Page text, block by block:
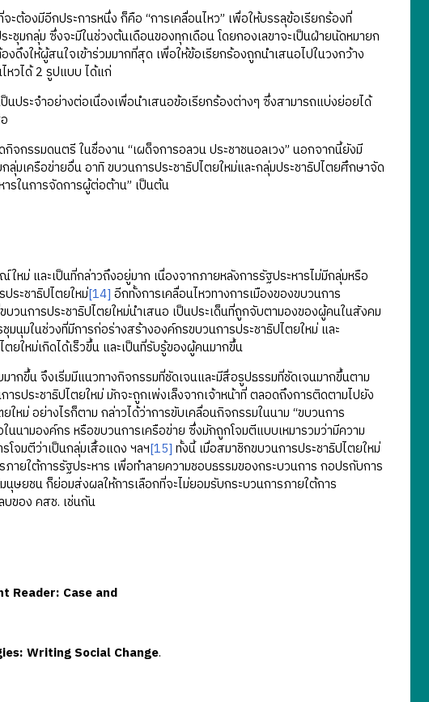
องมีอีกประการหนึ่ง ก็คือ “การเคลื่อนไหว” เพื่อให้บรรลุข้อเรียกร้องที่
มกลุ่ม ซึ่งจะมีในช่วงต้นเดือนของทุกเดือน โดยกองเลขาจะเป็นฝ่ายนัดหมายก
งให้ผู้สนใจเข้าร่วมมากที่สุด เพื่อให้ข้อเรียกร้องถูกนำเสนอไปในวงกว้าง
หวได้ 2 รูปแบบ ได้แก่
ประจำอย่างต่อเนื่องเพื่อนำเสนอข้อเรียกร้องต่างๆ ซึ่งสามารถแบ่งย่อยได้
กรรมดนตรี ในชื่องาน “เผด็จการอลวน ประชาชนอลเวง” นอกจากนี้ยังมี
มเครือข่ายอื่น อาทิ ขบวนการประชาธิปไตยใหม่และกลุ่มประชาธิปไตยศึกษาจัด
รในการจัดการผู้ต่อต้าน” เป็นต้น
และเป็นที่กล่าวถึงอยู่มาก เนื่องจากภายหลังการรัฐประหารไม่มีกลุ่มหรือ
ระชาธิปไตยใหม่[14] อีกทั้งการเคลื่อนไหวทางการเมืองของขบวนการ
วนการประชาธิปไตยใหม่นำเสนอ เป็นประเด็นที่ถูกจับตามองของผู้คนในสังคม
มในช่วงที่มีการก่อร่างสร้างองค์กรขบวนการประชาธิปไตยใหม่ และ
ยใหม่เกิดได้เร็วขึ้น และเป็นที่รับรู้ของผู้คนมากขึ้น
ขึ้น จึงเริ่มมีแนวทางกิจกรรมที่ชัดเจนและมีสื่อรูปธรรมที่ชัดเจนมากขึ้นตาม
ประชาธิปไตยใหม่ มักจะถูกเพ่งเล็งจากเจ้าหน้าที่ ตลอดถึงการติดตามไปยัง
ม่ อย่างไรก็ตาม กล่าวได้ว่าการขับเคลื่อนกิจกรรมในนาม “ขบวนการ
นนามองค์กร หรือขบวนการเครือข่าย ซึ่งมักถูกโจมตีแบบเหมารวมว่ามีความ
โจมตีว่าเป็นกลุ่มเสื้อแดง ฯลฯ[15] ทั้งนี้ เมื่อสมาชิกขบวนการประชาธิปไตยใหม่
ใต้การรัฐประหาร เพื่อทำลายความชอบธรรมของกระบวนการ กอปรกับการ
นุษยชน ก็ย่อมส่งผลให้การเลือกที่จะไม่ยอมรับกระบวนการภายใต้การ
ของ คสช. เช่นกัน
Reader: Case and
Writing Social Change.